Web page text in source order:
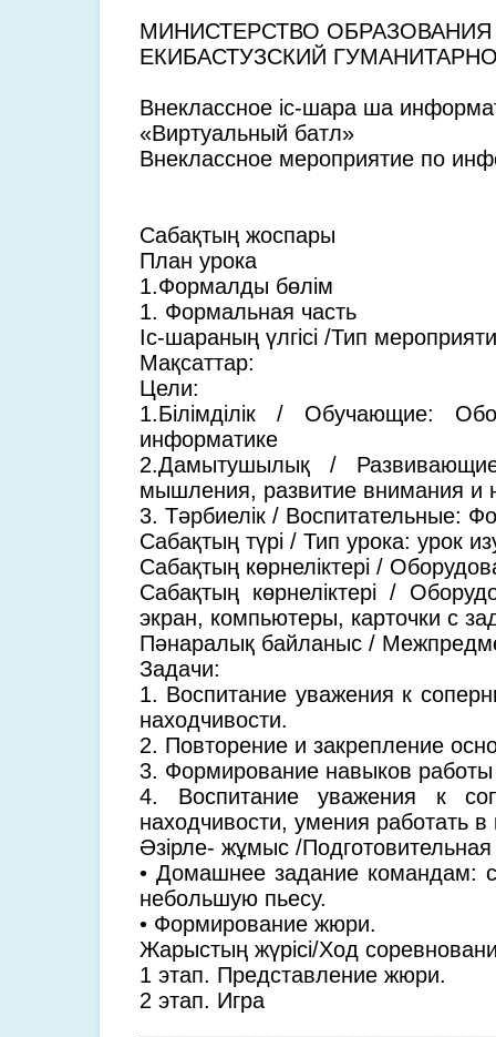
МИНИСТЕРСТВО
ЕКИБАСТУЗСКИЙ
Внеклассное іс-шара ша
«Виртуальный батл»
Внеклассное мероприятие по
Cабақтың жоспары
План урока
1.Формалды бөлім
1. Формальная часть
Іс-шараның үлгісі /Тип
Мақсаттар:
Цели:
1.Білімділік / Обучающие:
информатике
2.Дамытушылық / Развивающие:
мышления, развитие внимания и
3. Тәрбиелік / Воспитательные:
Сабақтың түрі / Тип урока: урок
Сабақтың көрнеліктері /
Сабақтың көрнеліктері /
экран, компьютеры, карточки с
Пәнаралық байланыс /
Задачи:
1. Воспитание уважения к
находчивости.
2. Повторение и закрепление
3. Формирование навыков
4. Воспитание уважения к
находчивости, умения работать
Әзірле- жұмыс /
• Домашнее задание командам:
небольшую пьесу.
• Формирование жюри.
Жарыстың жүрісі/Ход
1 этап. Представление жюри.
2 этап. Игра